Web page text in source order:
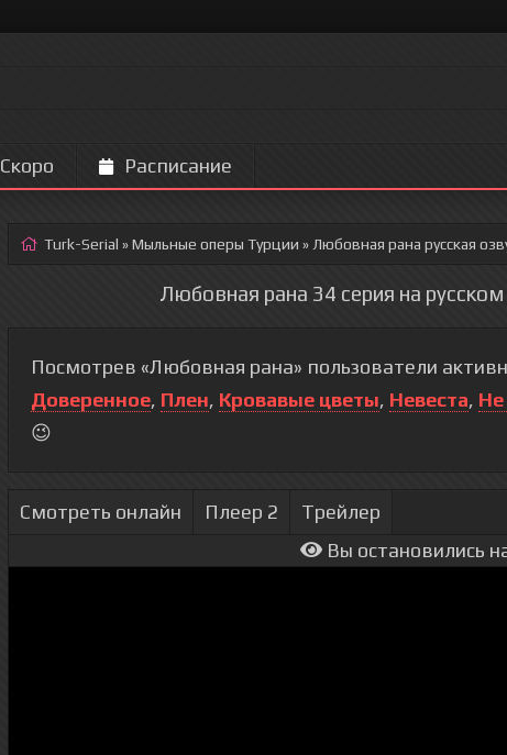
Скоро Расписание
Turk-Serial »Мыльные оперы Турции » Любовная рана русская
Любовная рана 34 серия на
Посмотрев «Любовная рана» пользователи
Доверенное, Плен, Кровавые цветы, Невеста, Не
😉
Смотреть онлайн Плеер 2 Трейлер
Вы остановились